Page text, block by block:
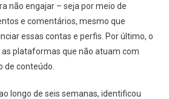
não engajar – seja por meio de
e comentários, mesmo que
essas contas e perfis. Por último, o
plataformas que não atuam com
de conteúdo.
longo de seis semanas, identificou